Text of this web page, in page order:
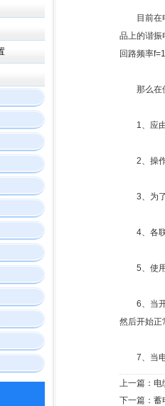
目前在电
品上的谐振
回路频率
那么在使
1、应由
2、操作
3、为了
4、各联
5、使用
6、当开
然后开始正
7、当电
上一篇： 电
下一篇： 蓄